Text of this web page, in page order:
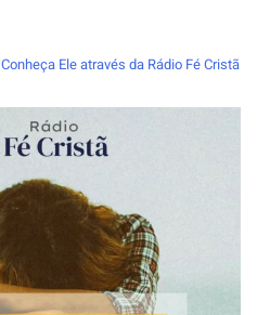
Conheça Ele através da Rádio Fé Cristã